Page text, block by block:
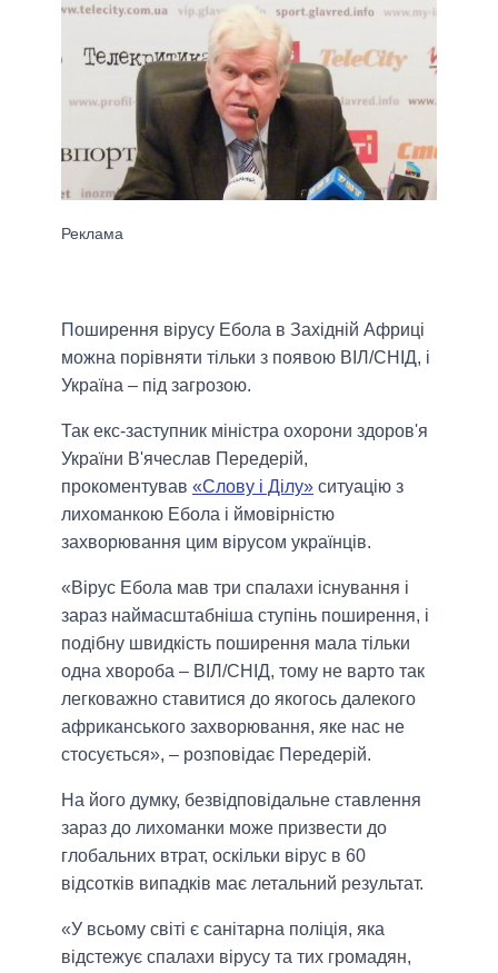
Поширення вірусу Ебола в Західній Африці
можна порівняти тільки з появою ВІЛ/СНІД, і
Україна – під загрозою.
Так екс-заступник міністра охорони здоров'я
України В'ячеслав Передерій,
прокоментував «Слову і Ділу» ситуацію з
лихоманкою Ебола і ймовірністю
захворювання цим вірусом українців.
«Вірус Ебола мав три спалахи існування і
зараз наймасштабніша ступінь поширення, і
подібну швидкість поширення мала тільки
одна хвороба – ВІЛ/СНІД, тому не варто так
легковажно ставитися до якогось далекого
африканського захворювання, яке нас не
стосується», – розповідає Передерій.
На його думку, безвідповідальне ставлення
зараз до лихоманки може призвести до
глобальних втрат, оскільки вірус в 60
відсотків випадків має летальний результат.
«У всьому світі є санітарна поліція, яка
відстежує спалахи вірусу та тих громадян,